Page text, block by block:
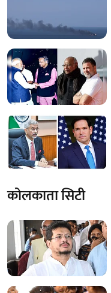
कोलकाता सिटी